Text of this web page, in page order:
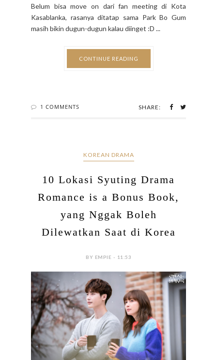
Belum bisa move on dari fan meeting di Kota
Kasablanka, rasanya ditatap sama Park Bo Gum
masih bikin dugun-dugun kalau diinget :D ...
CONTINUE READING
1 COMMENTS SHARE:
KOREAN DRAMA
10 Lokasi Syuting Drama
Romance is a Bonus Book,
yang Nggak Boleh
Dilewatkan Saat di Korea
BY EMPIE - 11:53